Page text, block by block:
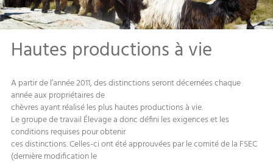
Hautes productions à vie
A partir de l’année 2011, des distinctions seront décernées chaque
année aux propriétaires de
chèvres ayant réalisé les plus hautes productions à vie.
Le groupe de travail Élevage a donc défini les exigences et les
conditions requises pour obtenir
ces distinctions. Celles-ci ont été approuvées par le comité de la FSEC
(dernière modification le